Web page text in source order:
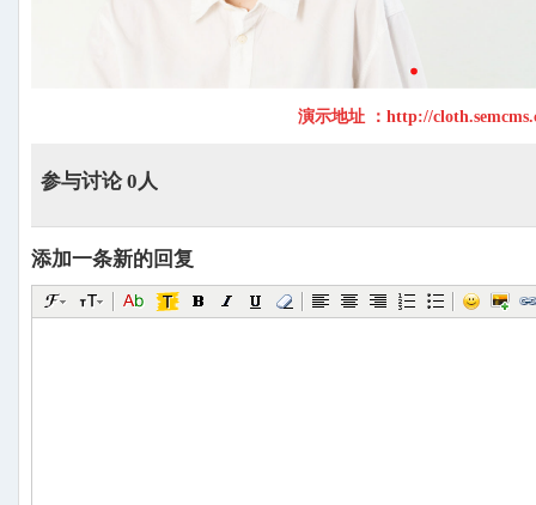
演示地址 ： http://
参与讨论 0人
添加一条新的回复